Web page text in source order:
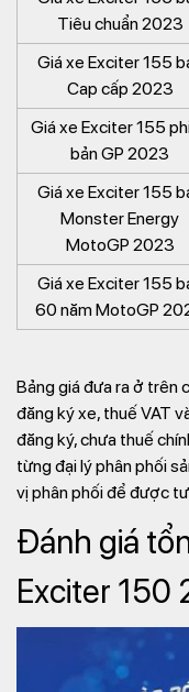
Tiêu chuẩn 2023
Giá xe Exciter 155
Cap cấp 2023
Giá xe Exciter 155
bản GP 2023
Giá xe Exciter 155
Monster Energy
MotoGP 2023
Giá xe Exciter 155
60 năm MotoGP
Bảng giá đưa ra ở trên
đăng ký xe, thuế VAT
đăng ký, chưa thuế
từng đại lý phân phối
vị phân phối để được
Đánh giá
Exciter 150